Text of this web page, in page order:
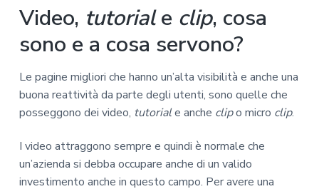
Video, tutoriale clip, cosa
sono e a cosa servono?
Le pagine migliori che hanno un’alta visibilità e anche una
buona reattività da parte degli utenti, sono quelle che
posseggono dei video, tutoriale anche clipo micro clip.
I video attraggono sempre e quindi è normale che
un’azienda si debba occupare anche di un valido
investimento anche in questo campo. Per avere una